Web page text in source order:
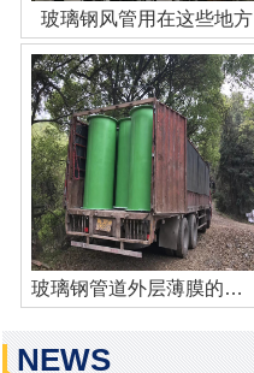
玻璃钢风管用在这些地方
玻璃钢管道外层薄膜的作用
NEWS